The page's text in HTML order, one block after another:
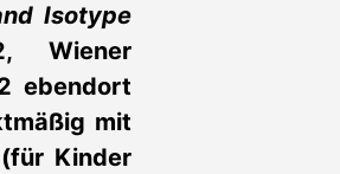
Isotype
Wiener
ebendort
mit
Kinder